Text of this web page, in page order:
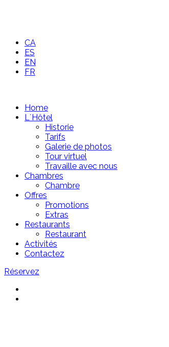
CA
ES
EN
FR
Home
L´Hôtel
Historie
Tarifs
Galerie de photos
Tour virtuel
Travaille avec nous
Chambres
Chambre
Offres
Promotions
Extras
Restaurants
Restaurant
Activités
Contactez
Réservez